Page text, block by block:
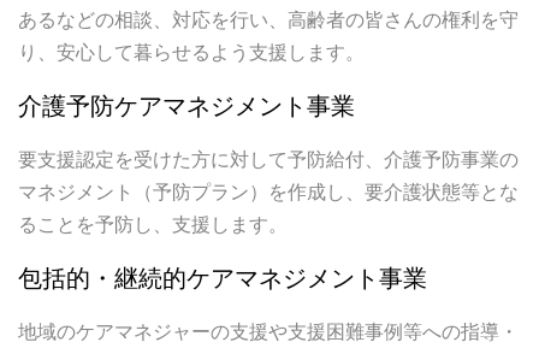
あるなどの相談、対応を行い、高齢者の皆さんの権利を守
り、安心して暮らせるよう支援します。
介護予防ケアマネジメント事業
要支援認定を受けた方に対して予防給付、介護予防事業の
マネジメント（予防プラン）を作成し、要介護状態等とな
ることを予防し、支援します。
包括的・継続的ケアマネジメント事業
地域のケアマネジャーの支援や支援困難事例等への指導・